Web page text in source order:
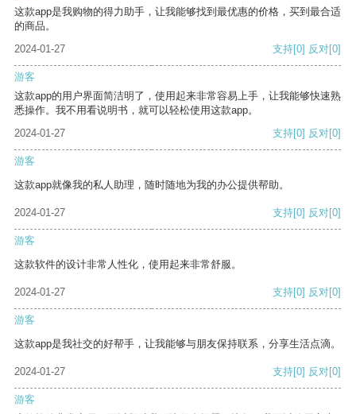
这款app是我购物的得力助手，让我能够找到最优惠的价格，买到最合适
的商品。
2024-01-27
支持[0] 反对[0]
游客
这款app的用户界面简洁明了，使用起来非常容易上手，让我能够快速熟
悉操作。我不用看说明书，就可以轻松使用这款app。
2024-01-27
支持[0] 反对[0]
游客
这款app就像我的私人助理，随时随地为我的办公提供帮助。
2024-01-27 支持[0] 反对[0]
游客
这款软件的设计非常人性化，使用起来非常舒服。
2024-01-27 支持[0] 反对[0]
游客
这款app是我社交的好帮手，让我能够与朋友保持联系，分享生活点滴。
2024-01-27 支持[0] 反对[0]
游客